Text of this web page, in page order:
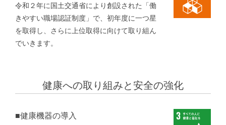
令和２年に国土交通省により創設された「働
きやすい職場認証制度」で、初年度に一つ星
を取得し、さらに上位取得に向けて取り組ん
でいきます。
健康への取り組みと安全の強化
■健康機器の導入